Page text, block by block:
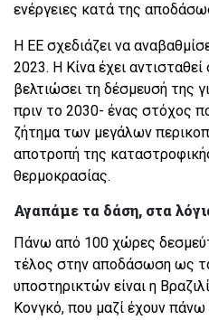
ενέργειες κατά της
Η ΕΕ σχεδιάζει να
2023. Η Κίνα έχει αντισταθεί
βελτιώσει τη δέσμευσή της
πριν το 2030- ένας στόχος
ζήτημα των μεγάλων
αποτροπή της
θερμοκρασίας.
Αγαπάμε τα δάση, στα
Πάνω από 100 χώρες
τέλος στην αποδάσωση ως
υποστηρικτών είναι η
Κονγκό, που μαζί έχουν